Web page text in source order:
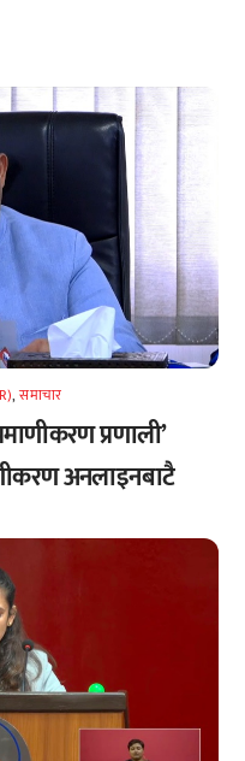
,समाचार
प्रणाली’
अनलाइनबाटै